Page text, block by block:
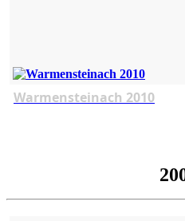
Warmensteinach 2010